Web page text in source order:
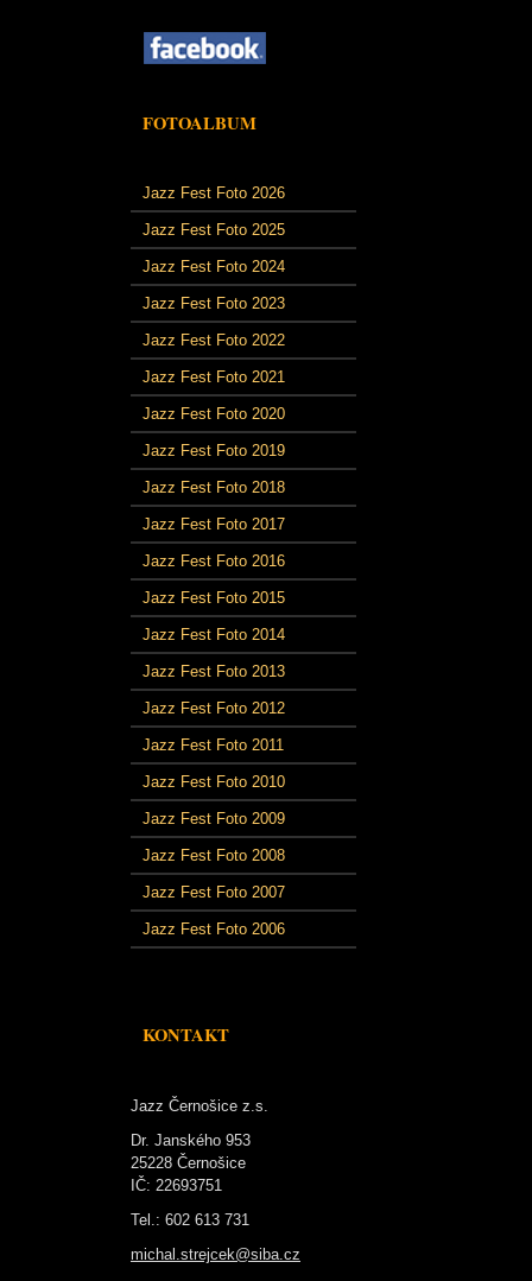
FOTOALBUM
Jazz Fest Foto 2026
Jazz Fest Foto 2025
Jazz Fest Foto 2024
Jazz Fest Foto 2023
Jazz Fest Foto 2022
Jazz Fest Foto 2021
Jazz Fest Foto 2020
Jazz Fest Foto 2019
Jazz Fest Foto 2018
Jazz Fest Foto 2017
Jazz Fest Foto 2016
Jazz Fest Foto 2015
Jazz Fest Foto 2014
Jazz Fest Foto 2013
Jazz Fest Foto 2012
Jazz Fest Foto 2011
Jazz Fest Foto 2010
Jazz Fest Foto 2009
Jazz Fest Foto 2008
Jazz Fest Foto 2007
Jazz Fest Foto 2006
KONTAKT
Jazz Černošice z.s.
Dr. Janského 953
25228 Černošice
IČ: 22693751
Tel.: 602 613 731
michal.strejcek@siba.cz